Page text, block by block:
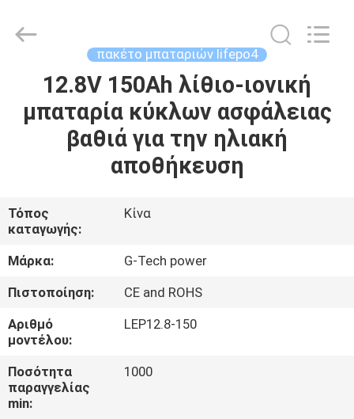
ΣΠΊΤΙ
ΠΡΟΪΌΝΤΑ
ΜΕ
ΕΜΆΣ
ΕΠΙΣΚΕΨΉ
ΕΡΓΟΣΤΑΣΊΟΥ
ΈΛΕΓΧΟΣ
ΠΟΙΌΤΗΤΑΣ
POWER
GROUP.
πακέτο μπαταριών lifepo4
12.8V 150Ah λίθιο-ιονική
μπαταρία κύκλων ασφάλειας
βαθιά για την ηλιακή
αποθήκευση
Τόπος
καταγωγής:
Κίνα
Μάρκα:
G-Tech power
Πιστοποίηση:
CE and ROHS
Αριθμό
μοντέλου:
LEP12.8-150
Ποσότητα
παραγγελίας
min:
1000